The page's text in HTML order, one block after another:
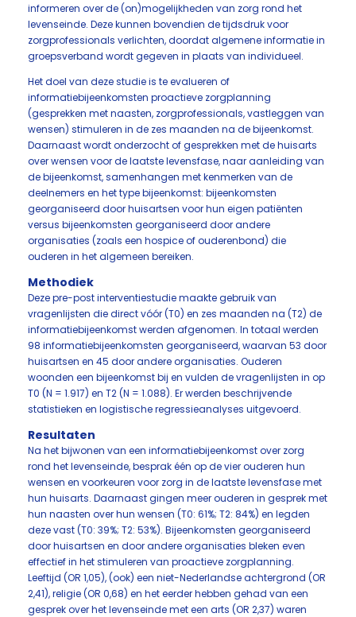
informeren over de (on)mogelijkheden van zorg rond het
levenseinde. Deze kunnen bovendien de tijdsdruk voor
zorgprofessionals verlichten, doordat algemene informatie in
groepsverband wordt gegeven in plaats van individueel.
Het doel van deze studie is te evalueren of
informatiebijeenkomsten proactieve zorgplanning
(gesprekken met naasten, zorgprofessionals, vastleggen van
wensen) stimuleren in de zes maanden na de bijeenkomst.
Daarnaast wordt onderzocht of gesprekken met de huisarts
over wensen voor de laatste levensfase, naar aanleiding van
de bijeenkomst, samenhangen met kenmerken van de
deelnemers en het type bijeenkomst: bijeenkomsten
georganiseerd door huisartsen voor hun eigen patiënten
versus bijeenkomsten georganiseerd door andere
organisaties (zoals een hospice of ouderenbond) die
ouderen in het algemeen bereiken.
Methodiek
Deze pre-post interventiestudie maakte gebruik van
vragenlijsten die direct vóór (T0) en zes maanden na (T2) de
informatiebijeenkomst werden afgenomen. In totaal werden
98 informatiebijeenkomsten georganiseerd, waarvan 53 door
huisartsen en 45 door andere organisaties. Ouderen
woonden een bijeenkomst bij en vulden de vragenlijsten in op
T0 (N = 1.917) en T2 (N = 1.088). Er werden beschrijvende
statistieken en logistische regressieanalyses uitgevoerd.
Resultaten
Na het bijwonen van een informatiebijeenkomst over zorg
rond het levenseinde, besprak één op de vier ouderen hun
wensen en voorkeuren voor zorg in de laatste levensfase met
hun huisarts. Daarnaast gingen meer ouderen in gesprek met
hun naasten over hun wensen (T0: 61%; T2: 84%) en legden
deze vast (T0: 39%; T2: 53%). Bijeenkomsten georganiseerd
door huisartsen en door andere organisaties bleken even
effectief in het stimuleren van proactieve zorgplanning.
Leeftijd (OR 1,05), (ook) een niet-Nederlandse achtergrond (OR
2,41), religie (OR 0,68) en het eerder hebben gehad van een
gesprek over het levenseinde met een arts (OR 2,37) waren